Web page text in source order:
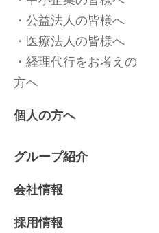
公益法人の皆様へ
医療法人の皆様へ
経理代行をお考えの
方へ
個人の方へ
グループ紹介
会社情報
採用情報